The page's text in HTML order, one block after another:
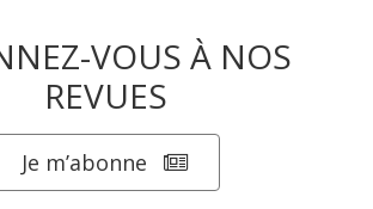
VOUS À NOS
REVUES
Je m’abonne